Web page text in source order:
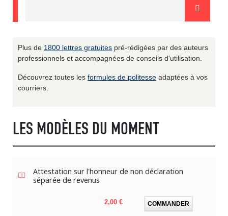
Plus de 1800 lettres gratuites pré-rédigées par des auteurs
professionnels et accompagnées de conseils d'utilisation.
Découvrez toutes les formules de politesse adaptées à vos
courriers.
LES MODÈLES DU MOMENT
Attestation sur l'honneur de non déclaration
séparée de revenus
Prix
2,00 € COMMANDER